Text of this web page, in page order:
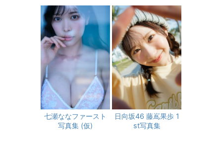
七瀬ななファースト
写真集 (仮)
日向坂46 藤嶌果歩 1
st写真集